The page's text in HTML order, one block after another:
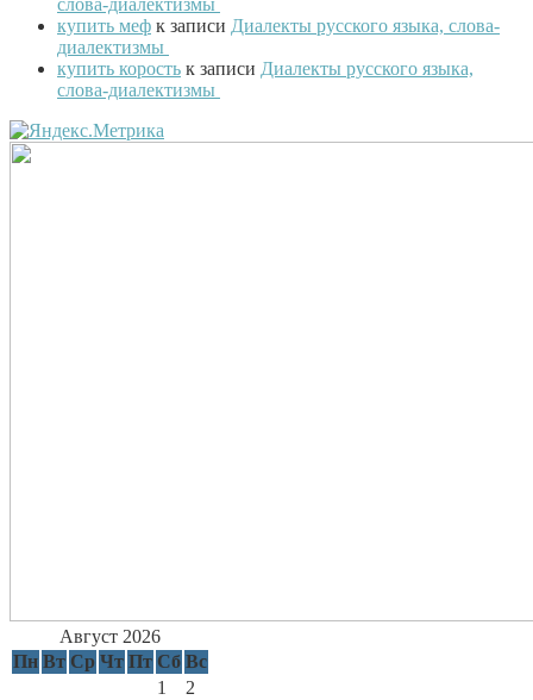
слова-диалектизмы
купить меф к записи Диалекты русского языка, слова-
диалектизмы
купить корость к записи Диалекты русского языка,
слова-диалектизмы
Август 2026
Пн Вт Ср Чт Пт Сб Вс
1
2